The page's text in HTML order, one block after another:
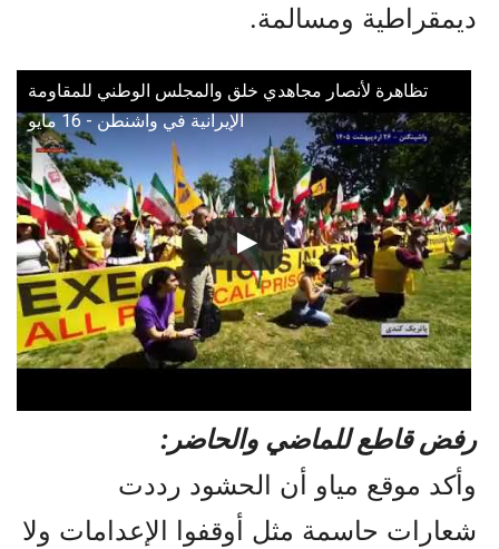
ديمقراطية ومسالمة.
تظاهرة لأنصار مجاهدي خلق والمجلس الوطني للمقاومة
الإيرانية في واشنطن - 16 مايو
رفض قاطع للماضي والحاضر:
وأكد موقع مياو أن الحشود رددت
شعارات حاسمة مثل أوقفوا الإعدامات ولا